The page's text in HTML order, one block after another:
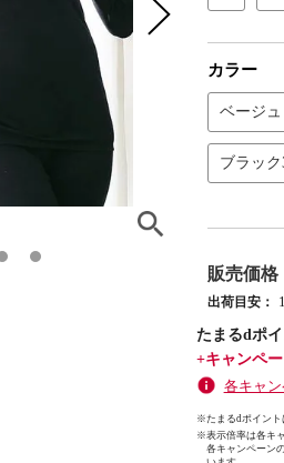
カラー
ベージュ
ブラック
販売価格
出荷目安：
たまるdポ
+キャンペ
各キャ
※たまるdポイント
※表示倍率は各キ
各キャンペーン